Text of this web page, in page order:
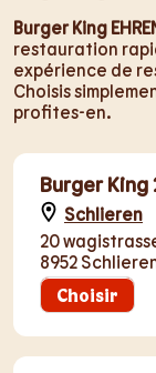
Burger King
restauration
expérience de
Choisis
profites-en.
Burger
Schlieren
20
8952
Choisir